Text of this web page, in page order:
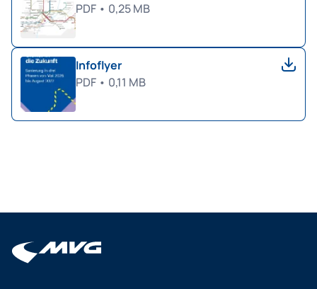
PDF • 0,25 MB
Infoflyer
PDF • 0,11 MB